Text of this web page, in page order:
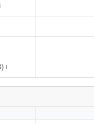
ℹ️